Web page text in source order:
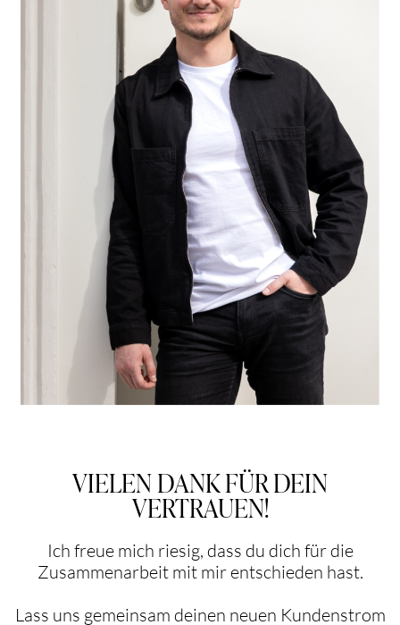
VIELEN DANK FÜR DEIN
VERTRAUEN!
Ich freue mich riesig, dass du dich für die
Zusammenarbeit mit mir entschieden hast.
Lass uns gemeinsam deinen neuen Kundenstrom